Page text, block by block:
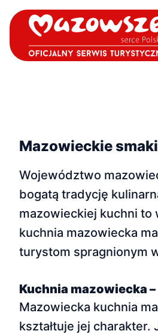
Mazowieckie
Województwo
bogatą tradycję
mazowieckiej kuchni to
kuchnia mazowiecka
turystom spragnionym
Kuchnia mazowiecka
Mazowiecka kuchnia
kształtuje jej